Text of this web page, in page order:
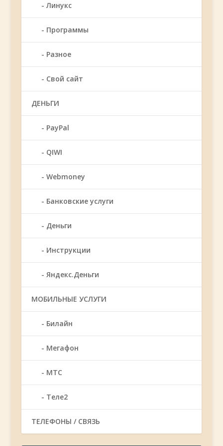
Линукс
Программы
Разное
Свой сайт
ДЕНЬГИ
PayPal
QIWI
Webmoney
Банковские услуги
Деньги
Инструкции
Яндекс.Деньги
МОБИЛЬНЫЕ УСЛУГИ
Билайн
Мегафон
МТС
Теле2
ТЕЛЕФОНЫ / СВЯЗЬ